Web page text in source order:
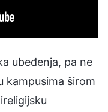
ubeđenja, pa ne
kampusima širom